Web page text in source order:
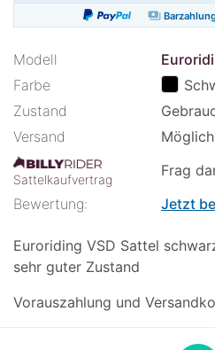
payments
Modell
Farbe
Zustand
Versand
Möglich
Sattelkaufvertrag
Frag
Bewertung: Jetzt
Euroriding VSD Sattel
sehr guter Zustand
Vorauszahlung und